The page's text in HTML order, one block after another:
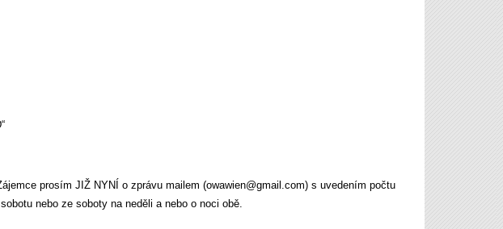
prosím JIŽ NYNÍ o zprávu mailem (owawien@gmail.com) s uvedením počtu
nebo ze soboty na neděli a nebo o noci obě.